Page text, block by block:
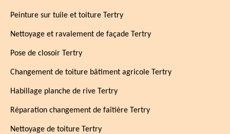
Peinture sur tuile et toiture Tertry
Nettoyage et ravalement de façade Tertry
Pose de closoir Tertry
Changement de toiture bâtiment agricole Tertry
Habillage planche de rive Tertry
Réparation changement de faîtière Tertry
Nettoyage de toiture Tertry